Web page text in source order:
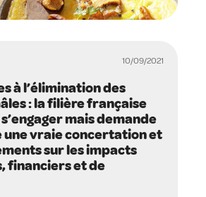
10/09/2021
à l’élimination des
: la filière française
mais demande
une vraie concertation et
sur les impacts
financiers et de